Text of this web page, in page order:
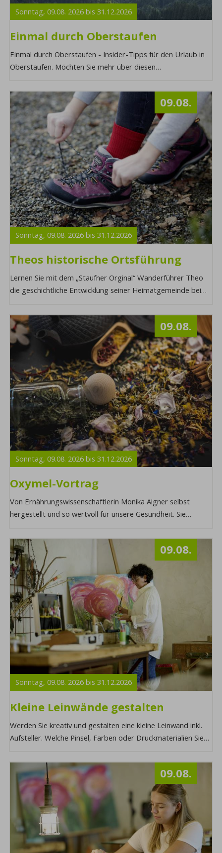
Sonntag,09.08. 2026 bis31.12.2026
Einmal durch Oberstaufen
Einmal durch Oberstaufen - Insider-Tipps für den Urlaub in
Oberstaufen. Möchten Sie mehr über diesen
Sonntag,09.08. 2026 bis31.12.2026
09.08.
Theos historische Ortsführung
Lernen Sie mit dem „Staufner Orginal“ Wanderführer Theo
die geschichtliche Entwicklung seiner Heimatgemeinde bei
Sonntag,09.08. 2026 bis31.12.2026
09.08.
Oxymel-Vortrag
Von Ernährungswissenschaftlerin Monika Aigner selbst
hergestellt und so wertvoll für unsere Gesundheit. Sie
Sonntag,09.08. 2026 bis31.12.2026
09.08.
Kleine Leinwände gestalten
Werden Sie kreativ und gestalten eine kleine Leinwand inkl.
Aufsteller. Welche Pinsel, Farben oder Druckmaterialien Sie
09.08.